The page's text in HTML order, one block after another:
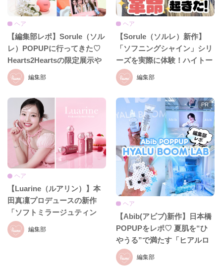
編集部
ヘア
【編集部レポ】Sorule（ソル
レ）POPUPに行ってきた♡
Hearts2Heartsの限定展示や
新ヘアケアラインをひと足先
にチェック♪
編集部
ヘア
【Sorule（ソルレ）新作】
「ソフニングシャイン」シリ
ーズを実際に体験！ハイトー
ンカラーを繰り返したダメー
ジ毛で検証♡
編集部
ヘア
【Luarine（ルアリン）】本
田真凜プロデュースの新作
「ソフトミラージュティン
ト」が7月8日発売♡日本橋で
限定POPUPも開催！
編集部
ヘア
【Abib(アビブ)新作】日本橋
POPUPをレポ♡ 夏肌を“ひ
やうる”で満たす「ヒアルロ
ニックブームライン」が先行
登場！